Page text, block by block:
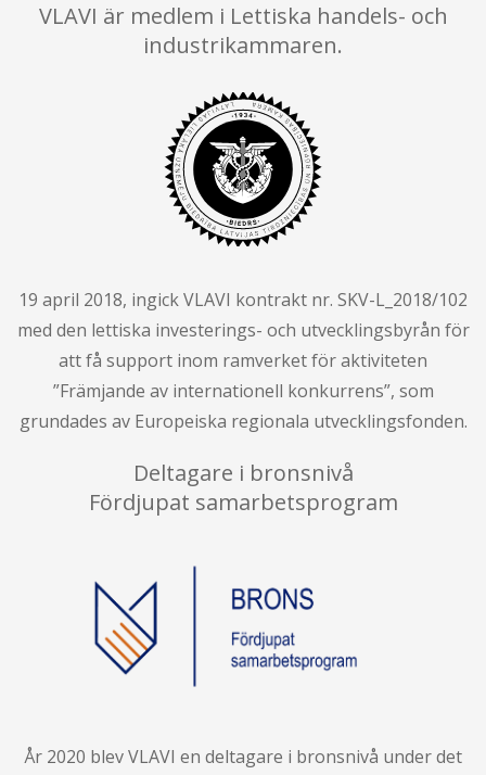
VLAVI är medlem i Lettiska handels- och
industrikammaren.
19 april 2018, ingick VLAVI kontrakt nr. SKV-L_2018/102
med den lettiska investerings- och utvecklingsbyrån för
att få support inom ramverket för aktiviteten
”Främjande av internationell konkurrens”, som
grundades av Europeiska regionala utvecklingsfonden.
Deltagare i bronsnivå
Fördjupat samarbetsprogram
År 2020 blev VLAVI en deltagare i bronsnivå under det